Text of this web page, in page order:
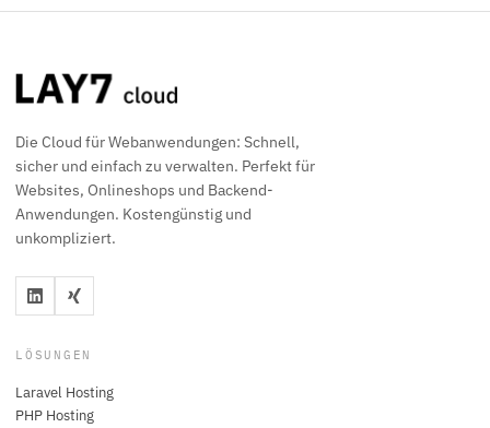
Die Cloud für Webanwendungen: Schnell,
sicher und einfach zu verwalten. Perfekt für
Websites, Onlineshops und Backend-
Anwendungen. Kostengünstig und
unkompliziert.
LÖSUNGEN
Laravel Hosting
PHP Hosting